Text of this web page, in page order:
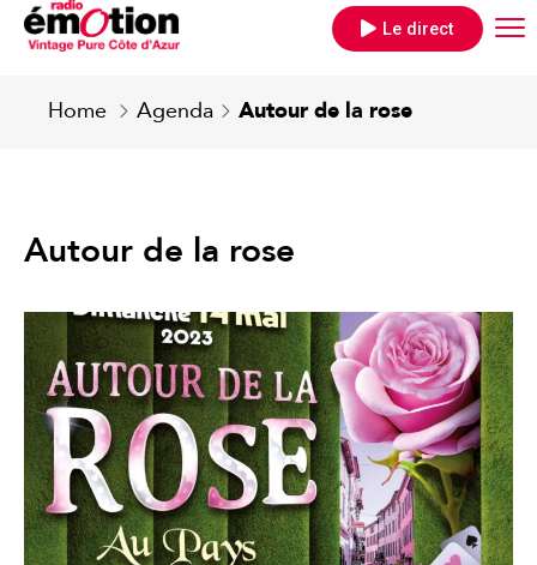
Le direct
Home Agenda Autour de la rose
Autour de la rose